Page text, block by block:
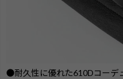
●耐久性に優れた610Dコーデ